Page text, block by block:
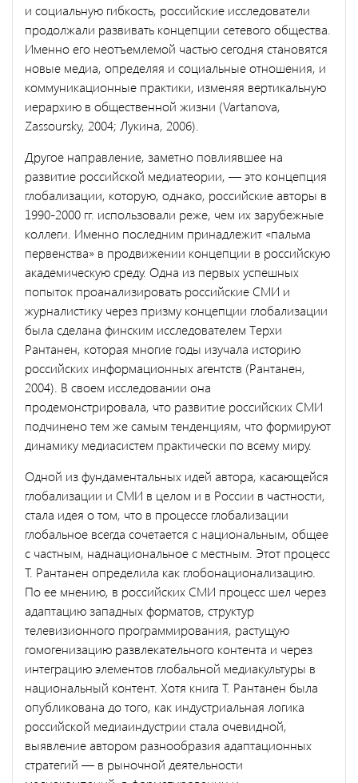
и социальную гибкость, российские исследователи
продолжали развивать концепции сетевого общества.
Именно его неотъемлемой ча­стью сегодня становятся
новые медиа, определяя и социальные отноше­ния, и
коммуникационные практики, изменяя вертикальную
иерархию в общественной жизни (Vartanova,
Zassoursky, 2004; Лукина, 2006).
Другое направление, заметно повлиявшее на
развитие российской медиатеории, — это концепция
глобализации, которую, однако, рос­сийские авторы в
1990-2000 гг. использовали реже, чем их зарубеж­ные
коллеги. Именно последним принадлежит «пальма
первенства» в продвижении концепции в российскую
академическую среду. Одна из первых успешных
попыток проанализировать российские СМИ и
журналистику через призму концепции глобализации
была сделана финским исследователем Терхи
Рантанен, которая многие годы из­учала историю
российских информационных агентств (Рантанен,
2004). В своем исследовании она
продемонстрировала, что развитие российских СМИ
подчинено тем же самым тенденциям, что форми­руют
динамику медиасистем практически по всему миру.
Одной из фундаментальных идей автора, касающейся
глобализа­ции и СМИ в целом и в России в частности,
стала идея о том, что в процессе глобализации
глобальное всегда сочетается с националь­ным, общее
с частным, наднациональное с местным. Этот процесс
Т. Рантанен определила как глобонационализацию.
По ее мнению, в российских СМИ процесс шел через
адаптацию западных форматов, структур
телевизионного программирования, растущую
гомогениза­цию развлекательного контента и через
интеграцию элементов гло­бальной медиакультуры в
национальный контент. Хотя книга Т. Рантанен была
опубликована до того, как индустриальная логика
российской медиаиндустрии стала очевидной,
выявление автором разнообразия адаптационных
стратегий — в рыночной деятельности